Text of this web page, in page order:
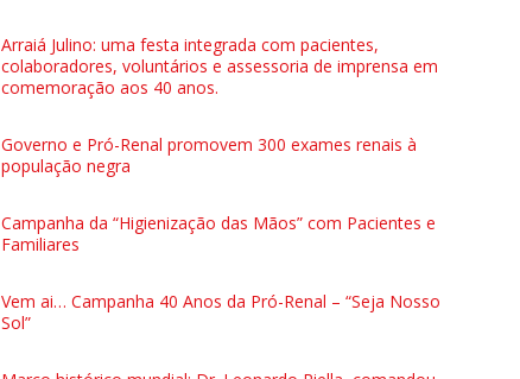
Arraiá Julino: uma festa integrada com pacientes,
colaboradores, voluntários e assessoria de imprensa em
comemoração aos 40 anos.
Governo e Pró-Renal promovem 300 exames renais à
população negra
Campanha da “Higienização das Mãos” com Pacientes e
Familiares
Vem ai… Campanha 40 Anos da Pró-Renal – “Seja Nosso
Sol”